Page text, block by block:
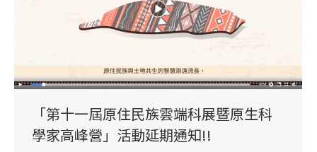
「第十一屆原住民族雲端科展暨原生科
學家高峰營」活動延期通知!!